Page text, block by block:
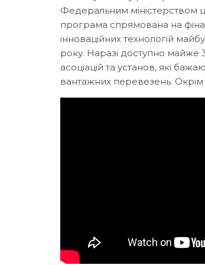
Федеральним міністерством
програма спрямована на
інноваційних технологій
року. Наразі доступно майже
асоціацій та установ, які
вантажних перевезень. Окрім